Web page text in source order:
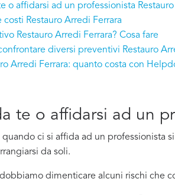
o affidarsi ad un professionista
costi Restauro Arredi Ferrara
Restauro Arredi Ferrara? Cosa fare
diversi preventivi Restauro
Arredi Ferrara: quanto costa con
te o affidarsi ad un
ci si affida ad un professionista
da soli.
dimenticare alcuni rischi che